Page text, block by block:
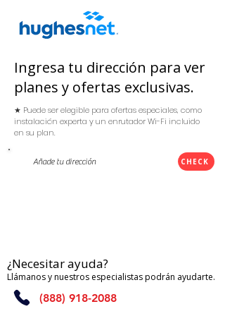
Ingresa tu dirección para ver
planes y ofertas exclusivas.
★ Puede ser elegible para ofertas especiales, como
instalación experta y un enrutador Wi-Fi incluido
en su plan.
CHECK
¿Necesitar ayuda?
Llámanos y nuestros especialistas podrán ayudarte.
(888) 918-2088